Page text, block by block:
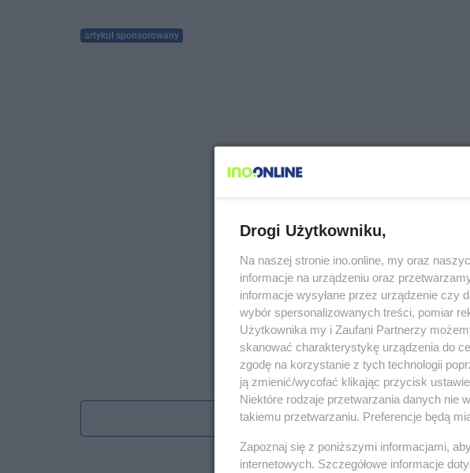
artykuł sponsorowany
Obserwuj nas w Google News
Drogi Użytkowniku,
Na naszej stronie ino.online, my oraz
informacje na urządzeniu oraz
informacje wysyłane przez urządzenie czy
wybór spersonalizowanych treści, pomiar
Użytkownika my i Zaufani Partnerzy
skanować charakterystykę urządzenia do
zgodę na korzystanie z tych technologii
ją zmienić/wycofać klikając przycisk
Niektóre rodzaje przetwarzania danych nie
takiemu przetwarzaniu. Preferencje będą
Zapoznaj się z poniższymi informacjami,
internetowych. Szczegółowe informacje